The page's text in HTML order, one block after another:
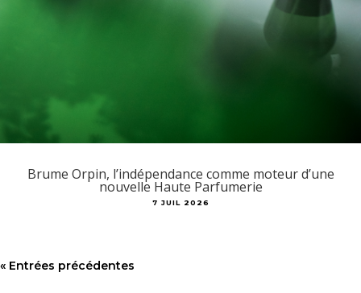
Brume Orpin, l’indépendance comme moteur d’une
nouvelle Haute Parfumerie
7 JUIL 2026
« Entrées précédentes